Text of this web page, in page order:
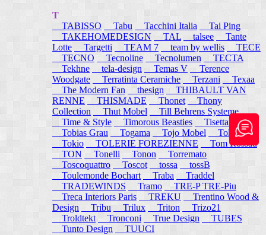
T
TABISSO
Tabu Tacchini Italia
Tai Ping
TAKEHOMEDESIGN
TAL talsee
Tante
Lotte
Targetti TEAM 7 team by wellis
TECE
TECNO
Tecnoline Tecnolumen
TECTA
Tekhne
tela-design Temas V
Terence
Woodgate
Terratinta Ceramiche Terzani
Texaa
The Modern Fan
thesign
THIBAULT VAN
RENNE
THISMADE Thonet
Thony
Collection
Thut Mobel
Till Behrens Systeme
Time & Style
Timorous Beasties
Tisettanta
Tobias Grau
Togama Tojo Mobel
Token
Tokio
TOLERIE FOREZIENNE
Tom Rossau
TON
Tonelli Tonon
Torremato
Toscoquattro
Toscot tossa
tossB
Toulemonde Bochart
Traba
Traddel
TRADEWINDS
Tramo
TRE-P TRE-Piu
Treca Interiors Paris
TREKU
Trentino Wood &
Design
Tribu Trilux Triton
Trizo21
Troldtekt Tronconi True Design
TUBES
Tunto Design
TUUCI